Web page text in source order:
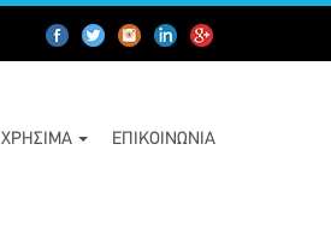
ΧΡΉΣΙΜΑ ΕΠΙΚΟΙΝΩΝΊΑ